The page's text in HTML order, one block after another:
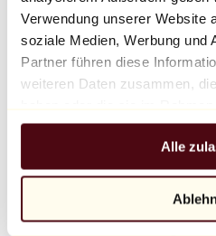
Verwendung unserer Website
soziale Medien, Werbung und
Partner führen diese
weiteren Daten zusammen,
gesammelt haben.
Alle
Balloon Dog (Orange)
Jeff Koons
10.000 €
Entdecken
Alle Bildhauer
Alle Fotografen